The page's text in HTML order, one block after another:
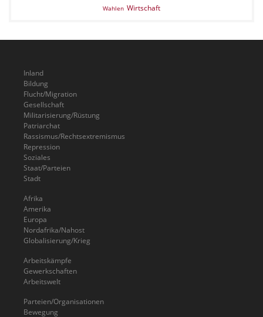
Wahlen Wirtschaft
Inland
Bildung
Flucht/Migration
Gesellschaft
Militarisierung/Rüstung
Patriarchat
Rassismus/Rechtsextremismus
Repression
Soziales
Staat/Parteien
Stadt
Afrika
Amerika
Europa
Nordafrika/Nahost
Globalisierung/Krieg
Arbeitskämpfe
Gewerkschaften
Arbeitswelt
Parteien/Organisationen
Bewegung